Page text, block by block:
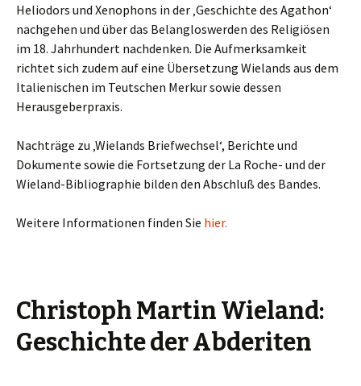
Heliodors und Xenophons in der ‚Geschichte des Agathon‘
nachgehen und über das Belangloswerden des Religiösen
im 18. Jahrhundert nachdenken. Die Aufmerksamkeit
richtet sich zudem auf eine Übersetzung Wielands aus dem
Italienischen im Teutschen Merkur sowie dessen
Herausgeberpraxis.
Nachträge zu ‚Wielands Briefwechsel‘, Berichte und
Dokumente sowie die Fortsetzung der La Roche- und der
Wieland-Bibliographie bilden den Abschluß des Bandes.
Weitere Informationen finden Sie hier.
Christoph Martin Wieland:
Geschichte der Abderiten